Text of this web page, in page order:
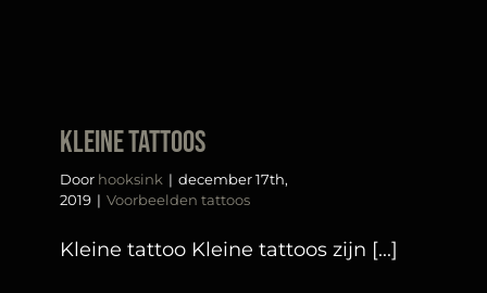
Kleine tattoos
Door hooksink | december 17th,
2019 | Voorbeelden tattoos
Kleine tattoo Kleine tattoos zijn [...]